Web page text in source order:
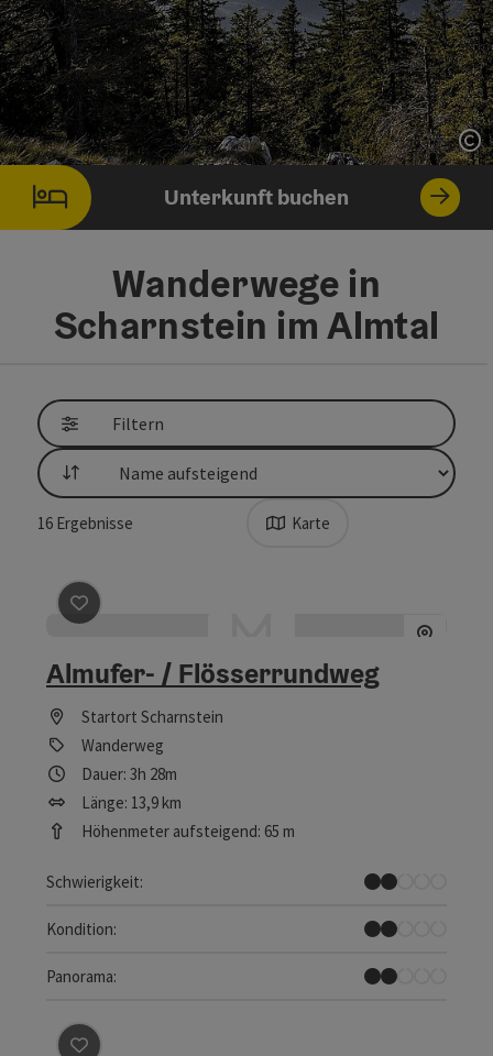
Unterkunft buchen
Wanderwege in
Scharnstein im Almtal
Filtern
Sortierung
16 Ergebnisse Karte
Beitrag merken
Almufer- / Flösserrundweg
Startort Scharnstein
Wanderweg
Dauer: 3h 28m
Länge: 13,9 km
Höhenmeter aufsteigend: 65 m
Schwierigkeit:
Leicht
Kondition:
Leicht
Panorama:
Einzelne Ausblicke
Beitrag merken